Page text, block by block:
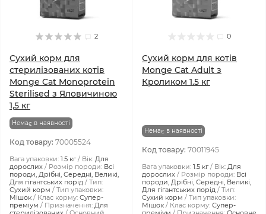
2
Сухий корм для
стерилізованих котів
Monge Cat Monoprotein
Sterilised з Яловичиною
1,5 кг
Немає в наявності
Код товару: 70005524
Вага упаковки: 1.5 кг Вік: Для
дорослих
Розмір породи: Всі
породи, Дрібні, Середні, Великі,
Для гігантських порід
Тип:
Сухий корм
Тип упаковки:
Мішок
Клас корму: Супер-
преміум
Призначення: Для
0
Сухий корм для котів
Monge Cat Adult з
Кроликом 1.5 кг
Немає в наявності
Код товару: 70011945
Вага упаковки: 1.5 кг Вік: Для
дорослих
Розмір породи: Всі
породи, Дрібні, Середні, Великі,
Для гігантських порід
Тип:
Сухий корм
Тип упаковки:
Мішок
Клас корму: Супер-